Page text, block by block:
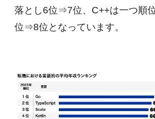
落とし6位⇒7位、C++は一つ順
位⇒8位となっています。